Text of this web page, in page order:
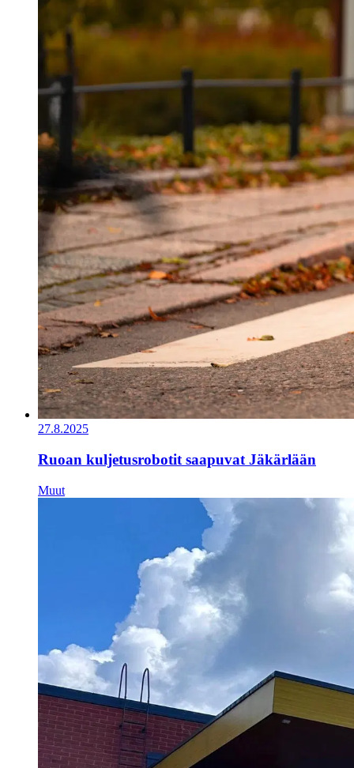
27.8.2025
Ruoan kuljetusrobotit saapuvat Jäkärlään
Muut